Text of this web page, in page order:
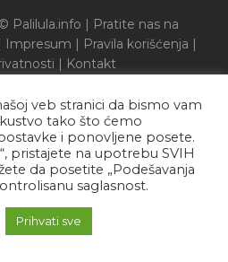
Palilula.info | Pratite nas na
Impresum | Pravila korišćenja |
| Kontakt
veb stranici da bismo vam
tako što ćemo
i ponovljene posete.
pristajete na upotrebu SVIH
da posetite „Podešavanja
saglasnost.
Prihvati sve